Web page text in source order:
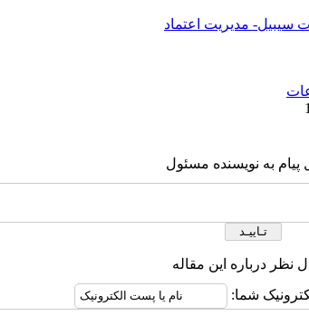
مدیریت اعتماد
پیام به نویسنده مسئول
نظر درباره این مقاله
شما: